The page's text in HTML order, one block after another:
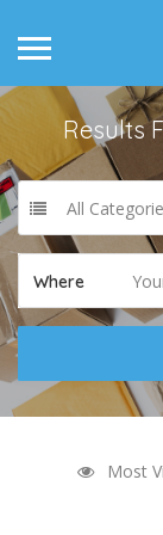
Results
All
Where
Most